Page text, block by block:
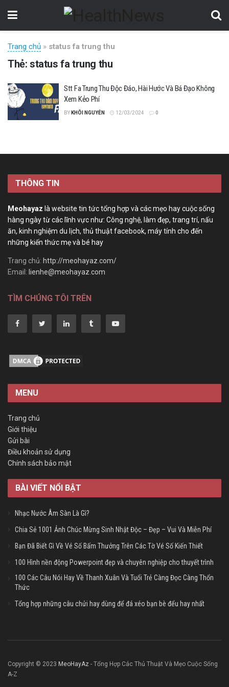
Trang chủ » status fa trung thu
Thẻ:status fa trung thu
Stt Fa Trung Thu Độc Đáo, Hài Hước Và Bá Đạo Không
Xem Kẻo Phí
BY KHÔI NGUYỄN 12/03/2024 0
THÔNG TIN
Meohayaz là website tin tức tổng hợp và các mẹo hay cuộc sống
hàng ngày từ các lĩnh vực như: Công nghệ, làm đẹp, trang trí, nấu
ăn, kinh nghiệm du lịch, thủ thuật facebook, máy tính cho đến
những kiến thức mẹ và bé hay
Trang chủ: http://meohayaz.com/
Email: lienhe@meohayaz.com
TÌM CHÚNG TÔI TRÊN
MENU
Trang chủ
Giới thiệu
Gửi bài
Điều khoản sử dụng
Chính sách bảo mật
BÀI VIẾT NỔI BẬT
Nhạc Nước Âm Sàn Là Gì?
Chia Sẻ 1001 Ảnh Chúc Mừng Sinh Nhật Độc – Đẹp – Vui Và Miễn Phí
Bạn Đã Biết Gì Về Vé Số Bấm Thưởng Trên Các Tờ Vé Số Kiến Thiết
100 Hình nền động Powerpoint đẹp và chuyên nghiệp cho thuyết trình
100 Các Câu Nói Hay Về Thanh Xuân Và Tuổi Trẻ Càng Đọc Càng Thổn
Thức
Tổng hợp những câu chửi hay dùng để đá xéo bạn bè đểu hay nhất
Copyright © 2023 MeoHayAz - Tổng Hợp Các Thủ Thuật Và Mẹo Cuộc Sống
A-Z